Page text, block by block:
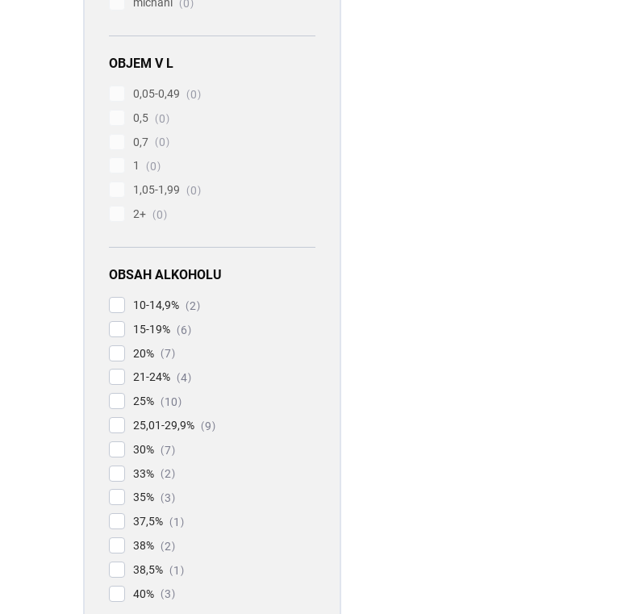
0
OBJEM V L
0,05-0,49
0
0,5
0
0,7
0
1
0
1,05-1,99
0
2+
0
OBSAH ALKOHOLU
10-14,9%
2
15-19%
6
20%
7
21-24%
4
25%
10
25,01-29,9%
9
30%
7
33%
2
35%
3
37,5%
1
38%
2
38,5%
1
40%
3